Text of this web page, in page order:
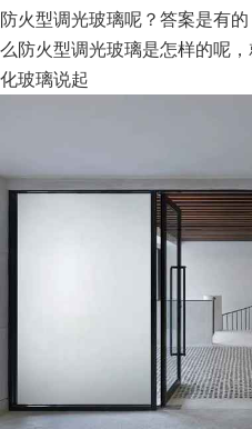
防火型调光玻璃呢？答案是有
么防火型调光玻璃是怎样的呢
化玻璃说起